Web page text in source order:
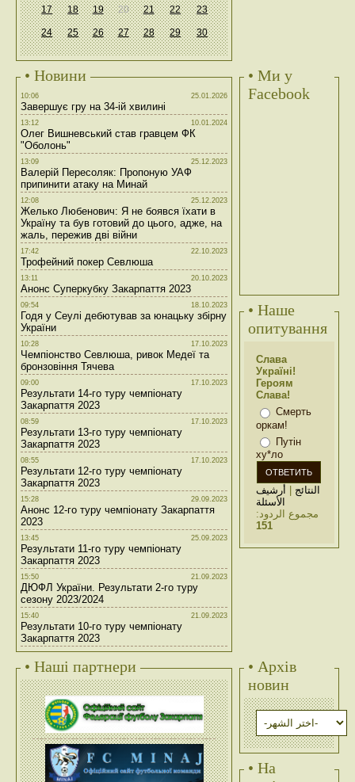
17 18 19 20 21 22 23
24 25 26 27 28 29 30
• Новини
10:06 25.01.2026
Завершує гру на 34-ій хвилині
13:12 10.01.2024
Олег Вишневський став гравцем ФК
"Оболонь"
13:09 25.12.2023
Валерій Пересоляк: Пропоную УАФ
припинити атаку на Минай
12:08 25.12.2023
Желько Любенович: Я не боявся їхати в
Україну та був готовий до цього, адже, на
жаль, пережив дві війни
17:42 22.10.2023
Трофейний покер Севлюша
13:11 20.10.2023
Анонс Суперкубку Закарпаття 2023
09:54 18.10.2023
Годя у Сеулі дебютував за юнацьку збірну
України
10:28 17.10.2023
Чемпіонство Севлюша, ривок Медеї та
бронзовіння Тячева
09:00 17.10.2023
Результати 14-го туру чемпіонату
Закарпаття 2023
08:59 17.10.2023
Результати 13-го туру чемпіонату
Закарпаття 2023
08:55 17.10.2023
Результати 12-го туру чемпіонату
Закарпаття 2023
15:28 29.09.2023
Анонс 12-го туру чемпіонату Закарпаття
2023
13:45 25.09.2023
Результати 11-го туру чемпіонату
Закарпаття 2023
15:50 21.09.2023
ДЮФЛ України. Результати 2-го туру
сезону 2023/2024
15:40 21.09.2023
Результати 10-го туру чемпіонату
Закарпаття 2023
• Ми у
Facebook
• Наше
опитування
Слава
Україні!
Героям
Слава!
Смерть
оркам!
Путін
ху*ло
النتائج | أرشيف
الأسئلة
مجموع الردود:
151
• Наші партнери
• Архів
новин
• На